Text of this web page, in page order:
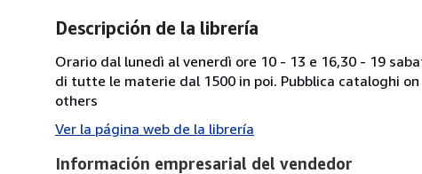
Descripción de la librería
Orario dal lunedì al venerdì ore 10 - 13 e 16,30 - 19
di tutte le materie dal 1500 in poi. Pubblica cataloghi
others
Ver la página web de la librería
Información empresarial del vendedor